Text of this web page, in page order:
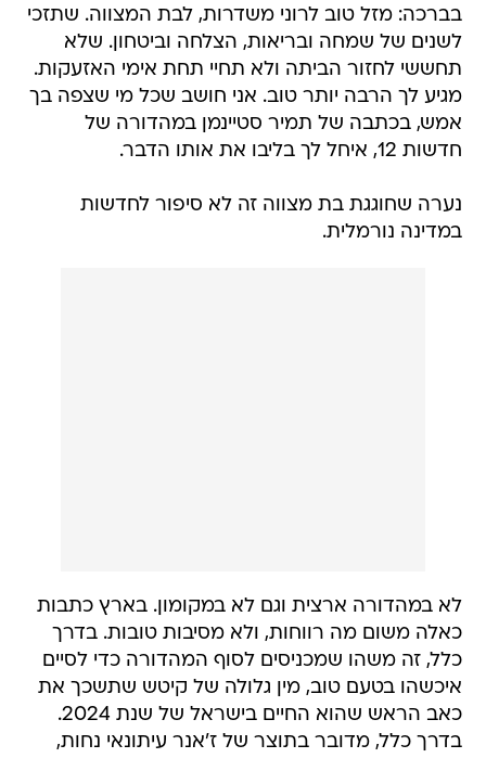
בברכה: מזל טוב לרוני משדרות, לבת המצווה. שתזכי
לשנים של שמחה ובריאות, הצלחה וביטחון. שלא
תחששי לחזור הביתה ולא תחיי תחת אימי האזעקות.
מגיע לך הרבה יותר טוב. אני חושב שכל מי שצפה בך
אמש, בכתבה של תמיר סטיינמן במהדורה של
חדשות 12, איחל לך בליבו את אותו הדבר.
נערה שחוגגת בת מצווה זה לא סיפור לחדשות
במדינה נורמלית.
לא במהדורה ארצית וגם לא במקומון. בארץ כתבות
כאלה משום מה רווחות, ולא מסיבות טובות. בדרך
כלל, זה משהו שמכניסים לסוף המהדורה כדי לסיים
איכשהו בטעם טוב, מין גלולה של קיטש שתשכך את
כאב הראש שהוא החיים בישראל של שנת 2024.
בדרך כלל, מדובר בתוצר של ז'אנר עיתונאי נחות,